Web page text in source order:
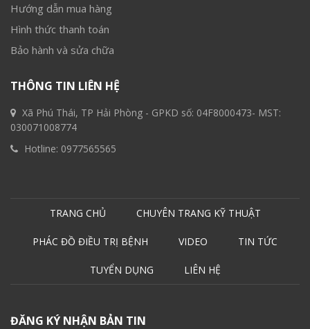
Hướng dẫn mua hàng
Hình thức thanh toán
Bảo hành và sửa chữa
THÔNG TIN LIÊN HỆ
Xã Phú Thái, TP Hải Phòng - GPKD số: 04F8000473- MST:
030071008774
Hotline: 0977565565
TRANG CHỦ CHUYÊN TRANG KỸ THUẬT
PHÁC ĐỒ ĐIỀU TRỊ BỆNH VIDEO TIN TỨC
TUYỂN DỤNG LIÊN HỆ
ĐĂNG KÝ NHẬN BẢN TIN